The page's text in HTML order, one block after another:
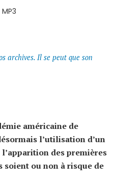
MP3
archives. Il se peut que son
américaine de
l’utilisation d’un
des premières
ou non à risque de